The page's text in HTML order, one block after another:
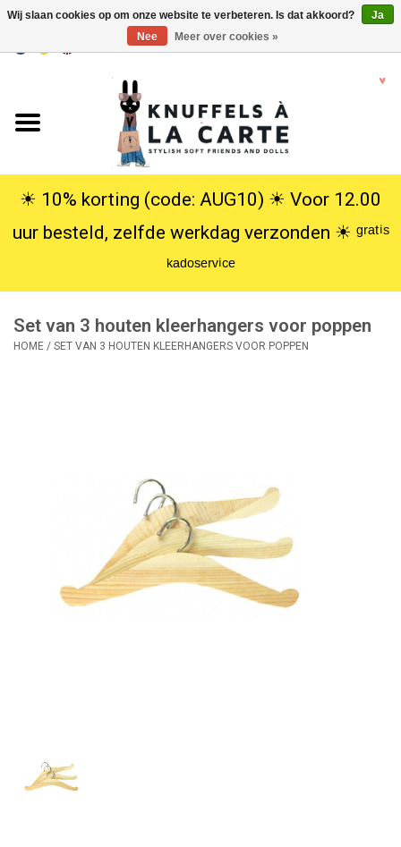
USD
Knuffels
Poppen
SALE
Cadeauservice
☀︎ 10% korting (code: AUG10) ☀︎ Voor 12.00
uur besteld, zelfde werkdag verzonden ☀︎ ᵍʳᵃᵗⁱˢ
ᵏᵃᵈᵒˢᵉʳᵛⁱᶜᵉ
Set van 3 houten kleerhangers voor poppen
HOME / SET VAN 3 HOUTEN KLEERHANGERS VOOR POPPEN
Wij slaan cookies op om onze website te verbeteren. Is dat akkoord?
Ja
Nee
Meer over cookies »